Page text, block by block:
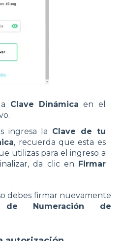
Clave Dinámica en el
ingresa la Clave de tu
, recuerda que esta es
utilizas para el ingreso a
da clic en
Firmar
debes firmar nuevamente
de Numeración de